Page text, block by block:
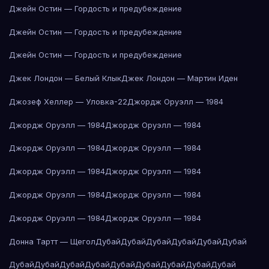
Джейн Остин — Гордость и предубеждение
Джейн Остин — Гордость и предубеждение
Джейн Остин — Гордость и предубеждение
Джек Лондон — Белый КлыкДжек Лондон — Мартин Иден
Джозеф Хеллер — Уловка-22Джордж Оруэлл — 1984
Джордж Оруэлл — 1984Джордж Оруэлл — 1984
Джордж Оруэлл — 1984Джордж Оруэлл — 1984
Джордж Оруэлл — 1984Джордж Оруэлл — 1984
Джордж Оруэлл — 1984Джордж Оруэлл — 1984
Джордж Оруэлл — 1984Джордж Оруэлл — 1984
Донна Тартт — ЩеголДубайДубайДубайДубайДубайДубай
ДубайДубайДубайДубайДубайДубайДубайДубайДубай